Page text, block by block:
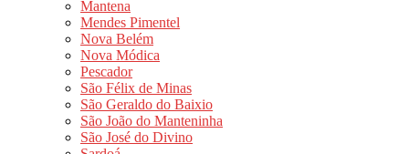
Mantena
Mendes Pimentel
Nova Belém
Nova Módica
Pescador
São Félix de Minas
São Geraldo do Baixio
São João do Manteninha
São José do Divino